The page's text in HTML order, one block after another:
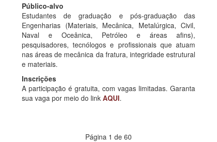
Público-alvo
Estudantes de graduação e pós-graduação das
Engenharias (Materiais, Mecânica, Metalúrgica, Civil,
Naval e Oceânica, Petróleo e áreas afins),
pesquisadores, tecnólogos e profissionais que atuam
nas áreas de mecânica da fratura, integridade estrutural
e materiais.
Inscrições
A participação é gratuita, com vagas limitadas. Garanta
sua vaga por meio do link AQUI.
Página 1 de 60